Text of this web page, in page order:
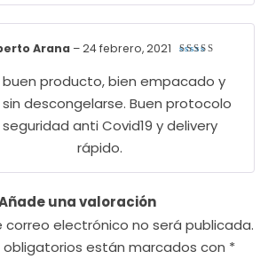
con
5
Arana –24 febrero, 2021
buen producto, bien empacado y
descongelarse. Buen protocolo
anti Covid19 y delivery
rápido.
una valoración
correo electrónico no será publicada.
obligatorios están marcados con *